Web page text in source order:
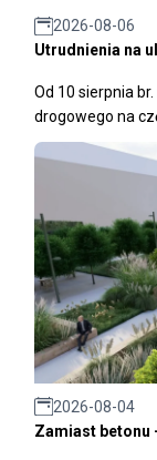
2026-08-06
Utrudnienia na
Od 10 sierpnia
drogowego na
2026-08-04
Zamiast betonu